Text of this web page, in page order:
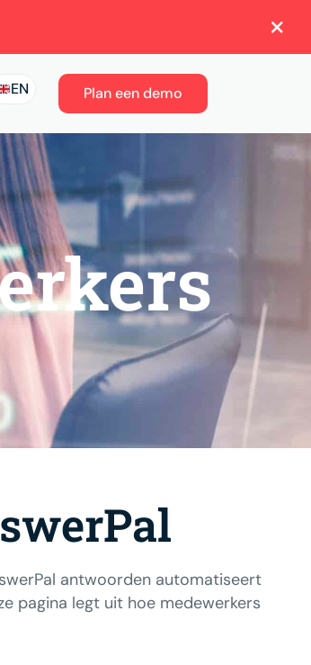
EN Plan een demo
antwoorden automatiseert
pagina legt uit hoe medewerkers